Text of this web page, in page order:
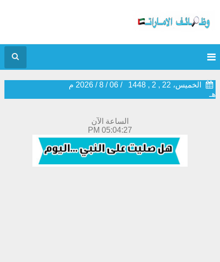
الخميس، 22 , 2 , 1448
هـ
/
06
/
8
/
2026 م
الساعة الآن
05:04:27 PM